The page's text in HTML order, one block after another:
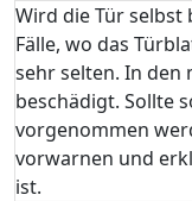
Wird die Tür
Fälle, wo das
sehr selten. In den
beschädigt. Sollte
vorgenommen
vorwarnen und
ist.